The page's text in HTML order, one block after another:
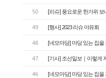
50 [리슈] 풍요로운 한가위 보
49 [행사] 2023 리슈 야유회
48 [네모마당] 마당 있는 집
47 [기사] 조선일보｜이렇게
46 [네모마당] 마당 있는 집